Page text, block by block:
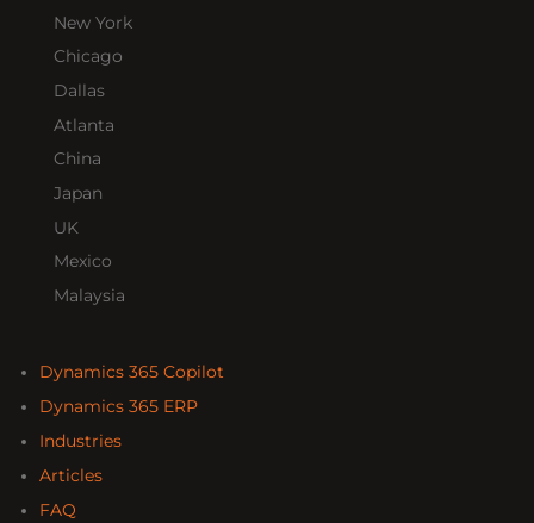
New York
Chicago
Dallas
Atlanta
China
Japan
UK
Mexico
Malaysia
Dynamics 365 Copilot
Dynamics 365 ERP
Industries
Articles
FAQ